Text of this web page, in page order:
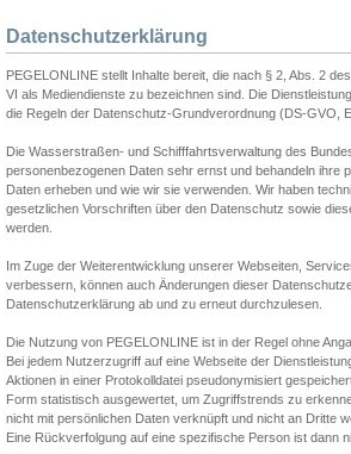
Datenschutzerklärung
PEGELONLINE stellt Inhalte bereit, die nach § 2, Abs. 2
VI als Mediendienste zu bezeichnen sind. Die
die Regeln der Datenschutz-Grundverordnung (DS-GVO,
Die Wasserstraßen- und Schifffahrtsverwaltung des
personenbezogenen Daten sehr ernst und behandeln
Daten erheben und wie wir sie verwenden. Wir haben
gesetzlichen Vorschriften über den Datenschutz sowie
werden.
Im Zuge der Weiterentwicklung unserer Webseiten,
verbessern, können auch Änderungen dieser
Datenschutzerklärung ab und zu erneut durchzulesen.
Die Nutzung von PEGELONLINE ist in der Regel ohne
Bei jedem Nutzerzugriff auf eine Webseite der
Aktionen in einer Protokolldatei pseudonymisiert
Form statistisch ausgewertet, um Zugriffstrends zu
nicht mit persönlichen Daten verknüpft und nicht an Dritte
Eine Rückverfolgung auf eine spezifische Person ist dann